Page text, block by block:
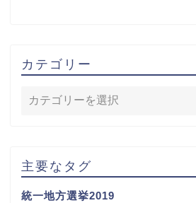
カテゴリー
主要なタグ
統一地方選挙2019